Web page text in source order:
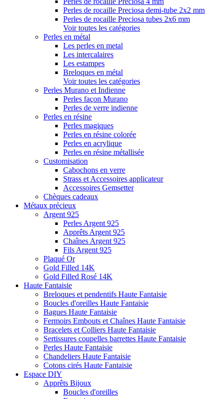
Perles de rocaille Preciosa demi-tube 2x2 mm
Perles de rocaille Preciosa tubes 2x6 mm
Voir toutes les catégories
Perles en métal
Les perles en metal
Les intercalaires
Les estampes
Breloques en métal
Voir toutes les catégories
Perles Murano et Indienne
Perles façon Murano
Perles de verre indienne
Perles en résine
Perles magiques
Perles en résine colorée
Perles en acrylique
Perles en résine métallisée
Customisation
Cabochons en verre
Strass et Accessoires applicateur
Accessoires Gemsetter
Chèques cadeaux
Métaux précieux
Argent 925
Perles Argent 925
Apprêts Argent 925
Chaînes Argent 925
Fils Argent 925
Plaqué Or
Gold Filled 14K
Gold Filled Rosé 14K
Haute Fantaisie
Breloques et pendentifs Haute Fantaisie
Boucles d'oreilles Haute Fantaisie
Bagues Haute Fantaisie
Fermoirs Embouts et Chaînes Haute Fantaisie
Bracelets et Colliers Haute Fantaisie
Sertissures coupelles barrettes Haute Fantaisie
Perles Haute Fantaisie
Chandeliers Haute Fantaisie
Cotons cirés Haute Fantaisie
Espace DIY
Apprêts Bijoux
Boucles d'oreilles